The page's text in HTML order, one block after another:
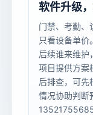
软件升级
门禁、考勤、
只看设备单价
后续谁来维护
项目提供方案
后排查，可先
情况协助判断